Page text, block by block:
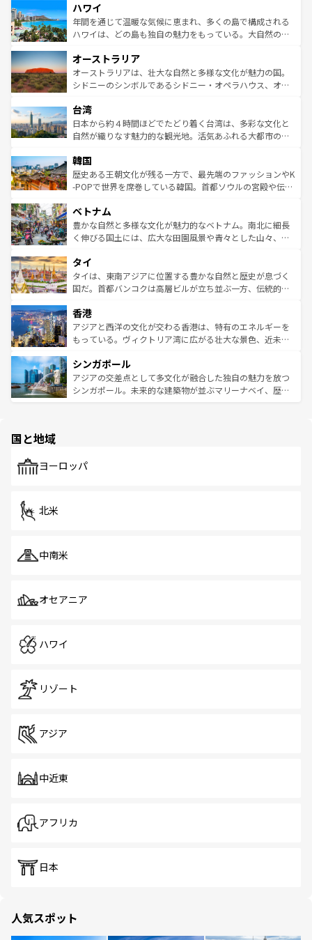
ば市内交通費無料で観光を楽しむこともできる。 なお、新
着のスイス情報はコンテンツ一覧 を参照してほしい。
のような巨大都市は、観光、ショッピング、エンターテイ
ンメントが詰まった刺激的なスポットだ。一方、アメリカ
西部には大自然が広がり、グランドキャニオンやイエロー
部のニューオーリンズでは、音楽と美食が融合した独特の
文化が魅力。旅行者はアメリカの各地域で異なる魅力を楽
しみながら、その多様性と豊かな歴史を感じることができ
ならではの贅沢な旅のスタイルだ。 なお、新着のアメリカ
情報はコンテンツ一覧を参照してほしい。
ハワイ
年間を通じて温暖な気候に恵まれ、多くの島で構成される
ハワイは、どの島も独自の魅力をもっている。大自然の神
ワイ島は見逃せない。また、定番の観光地といえばオアフ
島だが、静かな自然を求めるならマウイ島やカウアイ島が
おすすめ。エメラルドグリーンに輝く海をはじめ、豊かな
れるおもてなしの心で訪れる人々を迎えてくれるハワイの
人々、おいしいローカルフードやハワイアンミュージッ
ク、伝統的なフラダンスなど、すべてがハワイの魅力を彩
ワイを、存分に味わってほしい。 なお、新着のハワイ情報
はコンテンツ一覧を参照してほしい。
オーストラリア
オーストラリアは、壮大な自然と多様な文化が魅力の国。
シドニーのシンボルであるシドニー・オペラハウス、オー
リアリーフや大陸中央部にそびえるウルル（エアーズロッ
ク）、タスマニアの美しい原生林やケアンズの熱帯雨林な
ど、見どころがたくさん。また、カフェやワイン、オージ
いる。アクティビティも充実しており、サーフィンやダイ
ビング、ハイキングなど、アウトドア好きにはたまらな
い。オーストラリアの多彩な魅力を存分に味わいつくそ
参照してほしい。
台湾
日本から約４時間ほどでたどり着く台湾は、多彩な文化と
自然が織りなす魅力的な観光地。活気あふれる大都市の台
ン）、静ひつな山岳地帯である台湾東部など、都市の喧騒
と山間の静けさが共存しており、訪れる人に新しい発見と
驚きをもたらしてくれる。また、奥深い台湾の食文化も魅
容にもいいと評判のスイーツなど、バラエティ豊かな料理
が味わえる。 なお、新着の台湾情報は コンテンツ一覧を参
照してほしい。
韓国
歴史ある王朝文化が残る一方で、最先端のファッションやK
-POPで世界を席巻している韓国。首都ソウルの宮殿や伝統
き、地方に足を延ばせば四季折々の自然美を楽しむことが
できる。そして、キムチや焼肉、絶品のストリートフード
まで、さまざまな韓国料理が待っている。夜には、韓国な
リティに包まれながら、韓国の多彩な魅力を心ゆくまで味
わってみてほしい。 なお、新着の韓国情報はコンテンツ一
覧を参照してほしい。
ベトナム
豊かな自然と多様な文化が魅力的なベトナム。南北に細長
く伸びる国土には、広大な田園風景や青々とした山々、世
急速な発展と共に伝統が息づく。ハノイの古い町並みやホ
ーチミン市のフランス統治時代の建物も、独特の雰囲気を
醸し出している。また、バラエティの豊かさとおいしさで
とつ。フォーやバインミー、ベトナムコーヒーなどは、ぜ
ひ現地で味わいたい。どの地域を訪れてもあたたかい人々
が旅行者を迎えてくれるので、きっと忘れられない旅にな
参照してほしい。
タイ
タイは、東南アジアに位置する豊かな自然と歴史が息づく
国だ。首都バンコクは高層ビルが立ち並ぶ一方、伝統的な
の活気が交差している。北部ではチェンマイなどの山岳地
帯で自然と触れ合い、南部ではプーケットやクラビの美し
いビーチでリゾート気分を楽しむことができる。タイ料理
激する。気候は一年中温暖で、どの季節にも異なる楽しみ
が待っている。親しみやすいタイの人々、仏教を中心とし
た文化、そして多様な観光資源が、訪れる旅人を魅了し続
香港
アジアと西洋の文化が交わる香港は、特有のエネルギーを
もっている。ヴィクトリア湾に広がる壮大な景色、近未来
み、どこを訪れても感動するはず。観光スポットが密集し
ており、効率よく見どころを回れるのも魅力。息をのむよ
うな絶景から文化的な体験まで、香港を存分に楽しみ尽く
シンガポール
アジアの交差点として多文化が融合した独自の魅力を放つ
シンガポール。未来的な建築物が並ぶマリーナベイ、歴史
で、ホーカーズは地元の風情を楽しめる外せないスポット
国と地域
ヨーロッパ
北米
中南米
オセアニア
ハワイ
リゾート
アジア
中近東
アフリカ
日本
人気スポット